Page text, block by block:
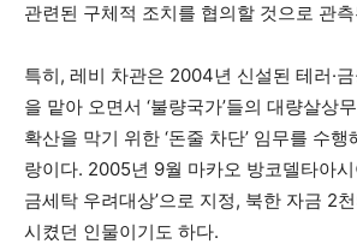
관련된 구체적 조치를 협의할 것으로 관
특히, 레비 차관은 2004년 신설된 테러·
을 맡아 오면서 ‘불량국가’들의 대량살상
확산을 막기 위한 ‘돈줄 차단’ 임무를 수
랑이다. 2005년 9월 마카오 방코델타아시
금세탁 우려대상’으로 지정, 북한 자금 2
시켰던 인물이기도 하다.